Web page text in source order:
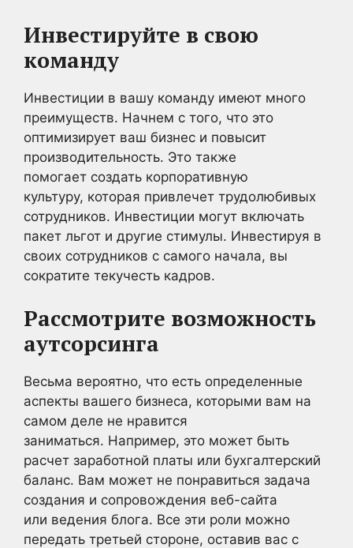
Инвестируйте в свою
команду
Инвестиции в вашу команду имеют много
преимуществ. Начнем с того, что это
оптимизирует ваш бизнес и повысит
производительность. Это также
помогает создать корпоративную
культуру, которая привлечет трудолюбивых
сотрудников. Инвестиции могут включать
пакет льгот и другие стимулы. Инвестируя в
своих сотрудников с самого начала, вы
сократите текучесть кадров.
Рассмотрите возможность
аутсорсинга
Весьма вероятно, что есть определенные
аспекты вашего бизнеса, которыми вам на
самом деле не нравится
заниматься. Например, это может быть
расчет заработной платы или бухгалтерский
баланс. Вам может не понравиться задача
создания и сопровождения веб-сайта
или ведения блога. Все эти роли можно
передать третьей стороне, оставив вас с